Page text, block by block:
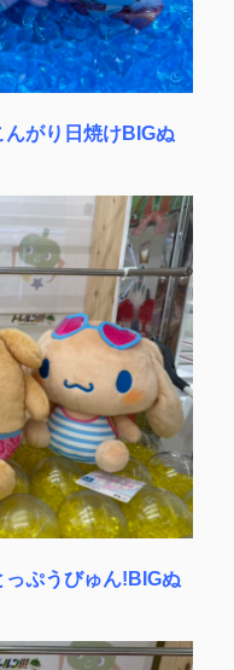
がり日焼けBIGぬ
ぷうびゅん!BIGぬ